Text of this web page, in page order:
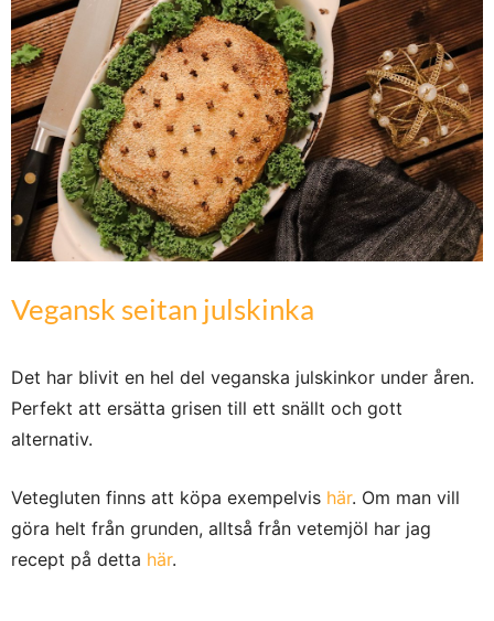
Vegansk seitan julskinka
Det har blivit en hel del veganska julskinkor under åren.
Perfekt att ersätta grisen till ett snällt och gott
alternativ.
Vetegluten finns att köpa exempelvis här. Om man vill
göra helt från grunden, alltså från vetemjöl har jag
recept på detta här.